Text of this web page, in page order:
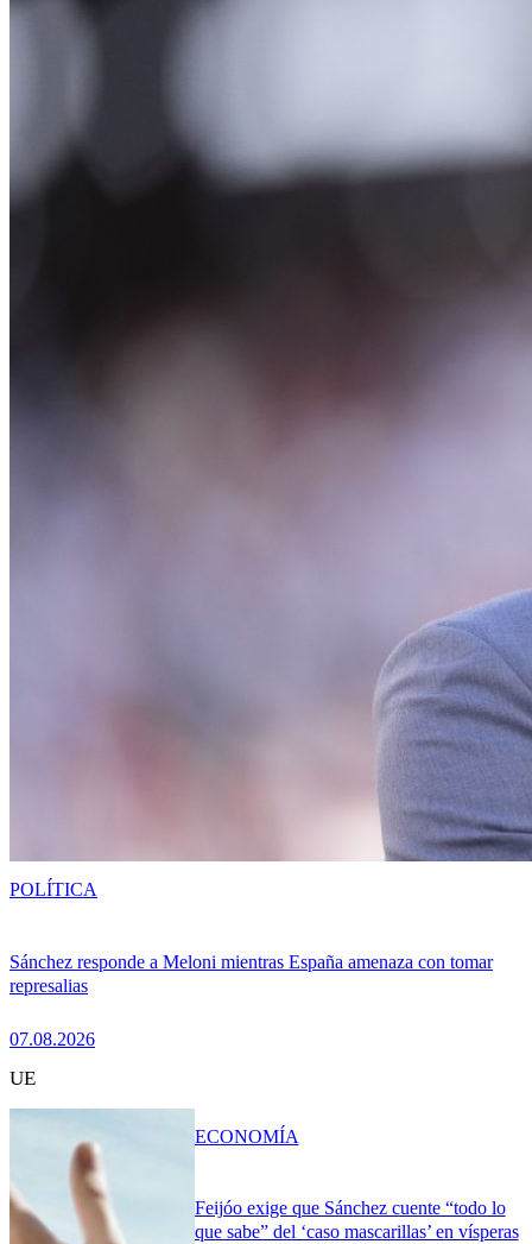
Sánchez responde a Meloni mientras España amenaza con tomar
represalias
07.08.2026
POLÍTICA
UE
Feijóo exige que Sánchez cuente “todo lo
que sabe” del ‘caso mascarillas’ en vísperas
ECONOMÍA